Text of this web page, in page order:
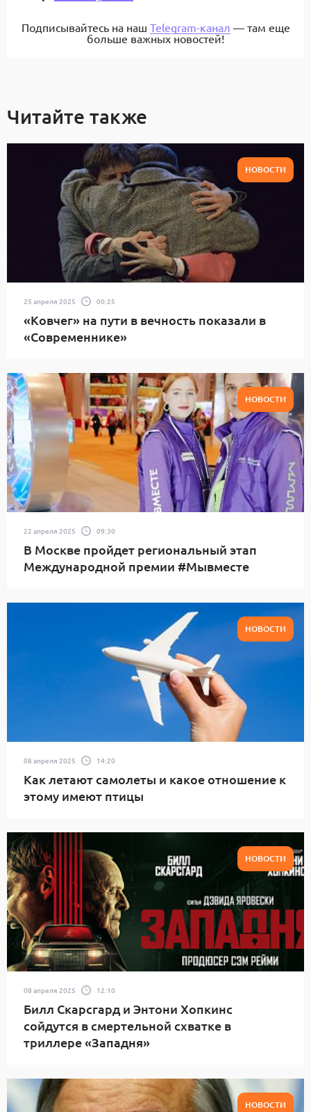
Подписывайтесь на наш Telegram-канал — там еще
больше важных новостей!
Читайте также
НОВОСТИ
25 апреля 2025 00:25
«Ковчег» на пути в вечность показали в
«Современнике»
НОВОСТИ
22 апреля 2025 09:30
В Москве пройдет региональный этап
Международной премии #Мывместе
НОВОСТИ
08 апреля 2025 14:20
Как летают самолеты и какое отношение к
этому имеют птицы
НОВОСТИ
08 апреля 2025 12:10
Билл Скарсгард и Энтони Хопкинс
сойдутся в смертельной схватке в
триллере «Западня»
НОВОСТИ